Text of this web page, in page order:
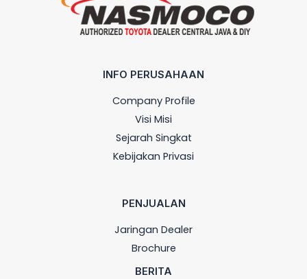
INFO PERUSAHAAN
Company Profile
Visi Misi
Sejarah Singkat
Kebijakan Privasi
PENJUALAN
Jaringan Dealer
Brochure
BERITA